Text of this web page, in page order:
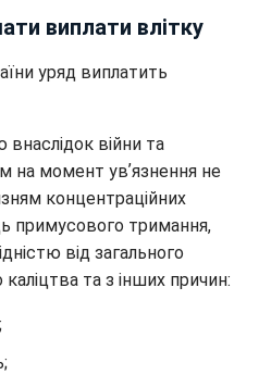
виплати влітку
уряд виплатить
внаслідок війни та
на момент увʼязнення не
концентраційних
примусового тримання,
від загального
та з інших причин: